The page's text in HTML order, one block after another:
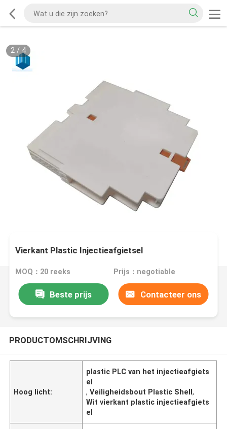
2/ 4
Vierkant Plastic Injectieafgietsel
MOQ：20 reeks Prijs：negotiable
Beste prijs Contacteer ons
PRODUCTOMSCHRIJVING
Hoog licht:
plastic PLC van het injectieafgiets
el
,Veiligheidsbout Plastic Shell,
Wit vierkant plastic injectieafgiets
el